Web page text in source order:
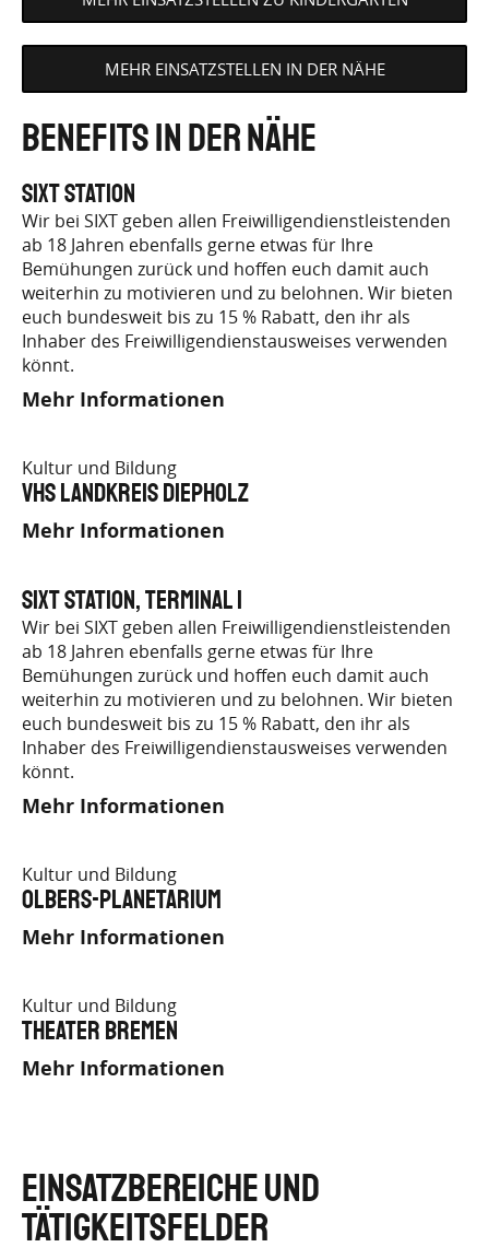
MEHR EINSATZSTELLEN IN DER NÄHE
Benefits in der Nähe
SIXT Station
Wir bei SIXT geben allen Freiwilligendienstleistenden
ab 18 Jahren ebenfalls gerne etwas für Ihre
Bemühungen zurück und hoffen euch damit auch
weiterhin zu motivieren und zu belohnen. Wir bieten
euch bundesweit bis zu 15 % Rabatt, den ihr als
Inhaber des Freiwilligendienstausweises verwenden
könnt.
Mehr Informationen
Kultur und Bildung
vhs Landkreis Diepholz
Mehr Informationen
SIXT Station, Terminal 1
Wir bei SIXT geben allen Freiwilligendienstleistenden
ab 18 Jahren ebenfalls gerne etwas für Ihre
Bemühungen zurück und hoffen euch damit auch
weiterhin zu motivieren und zu belohnen. Wir bieten
euch bundesweit bis zu 15 % Rabatt, den ihr als
Inhaber des Freiwilligendienstausweises verwenden
könnt.
Mehr Informationen
Kultur und Bildung
Olbers-Planetarium
Mehr Informationen
Kultur und Bildung
Theater Bremen
Mehr Informationen
EINSATZBEREICHE UND
TÄTIGKEITSFELDER